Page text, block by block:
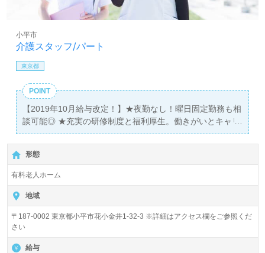
介護スタッフ/パート
小平市
東京都
POINT
【2019年10月給与改定！】★夜勤なし！曜日固定勤務も相
談可能◎ ★充実の研修制度と福利厚生。働きがいとキャリ
アアップの両立を目指せる職場です！ ★家事や育児と両立
しながら活躍するスタッフが多数★ ■施設見学も随時受付
中。お気軽にお問い合わせください。
形態
有料老人ホーム
地域
〒187-0002 東京都小平市花小金井1-32-3 ※詳細はアクセス欄をご参照くだ
さい
給与